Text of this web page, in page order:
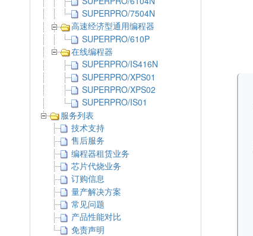
SUPERPRO/7504N
高速经济型通用编程器
SUPERPRO/610P
在线编程器
SUPERPRO/IS416N
SUPERPRO/XPS01
SUPERPRO/XPS02
SUPERPRO/IS01
服务列表
技术支持
售后服务
编程器租赁业务
芯片代烧业务
订购信息
量产解决方案
常见问题
产品性能对比
免责声明